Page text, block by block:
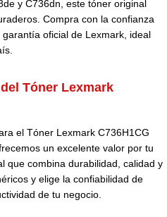
y C736dn, este tóner original
Compra con la confianza
oficial de Lexmark, ideal
Tóner Lexmark
el Tóner Lexmark C736H1CG
un excelente valor por tu
que combina durabilidad, calidad y
y elige la confiabilidad de
de tu negocio.